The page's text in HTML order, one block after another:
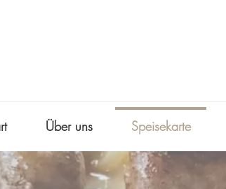
Über uns Speisekarte